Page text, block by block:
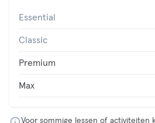
Essential
Classic
Premium
Max
Voor sommige lessen of activiteiten